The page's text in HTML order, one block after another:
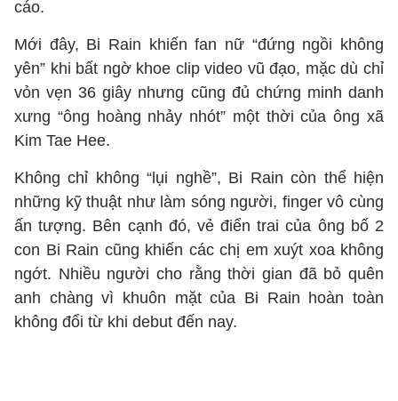
cáo.
Mới đây, Bi Rain khiến fan nữ “đứng ngồi không
yên” khi bất ngờ khoe clip video vũ đạo, mặc dù chỉ
vỏn vẹn 36 giây nhưng cũng đủ chứng minh danh
xưng “ông hoàng nhảy nhót” một thời của ông xã
Kim Tae Hee.
Không chỉ không “lụi nghề”, Bi Rain còn thể hiện
những kỹ thuật như làm sóng người, finger vô cùng
ấn tượng. Bên cạnh đó, vẻ điển trai của ông bố 2
con Bi Rain cũng khiến các chị em xuýt xoa không
ngớt. Nhiều người cho rằng thời gian đã bỏ quên
anh chàng vì khuôn mặt của Bi Rain hoàn toàn
không đổi từ khi debut đến nay.